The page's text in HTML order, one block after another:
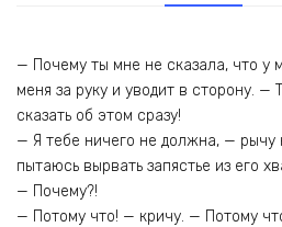
— Почему ты мне не сказала, что у
меня за руку и уводит в сторону.
сказать об этом сразу!
— Я тебе ничего не должна, — рычу
пытаюсь вырвать запястье из его
— Почему?!
— Потому что! — кричу. — Потому